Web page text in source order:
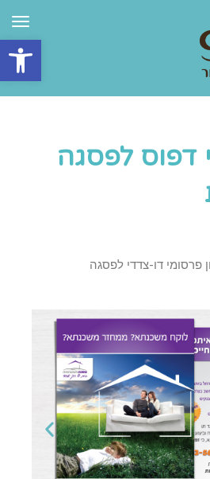
פתח
דפוס לפסגה
פרסומי דו-צדדי לפסגה